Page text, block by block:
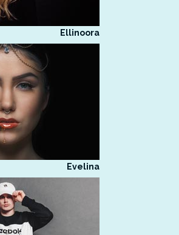
Ellinoora
Evelina